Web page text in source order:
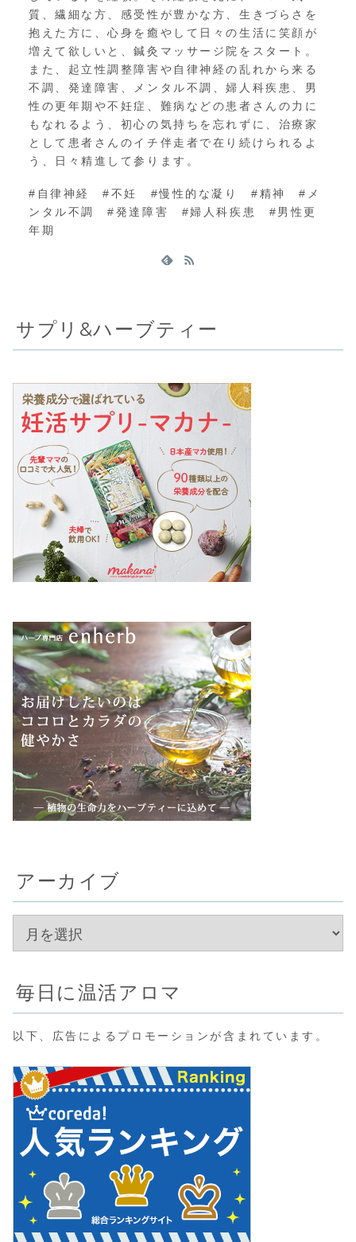
質、繊細な方、感受性が豊かな方、生きづらさを
抱えた方に、心身を癒やして日々の生活に笑顔が
増えて欲しいと、鍼灸マッサージ院をスタート。
また、起立性調整障害や自律神経の乱れから来る
不調、発達障害、メンタル不調、婦人科疾患、男
性の更年期や不妊症、難病などの患者さんの力に
もなれるよう、初心の気持ちを忘れずに、治療家
として患者さんのイチ伴走者で在り続けられるよ
う、日々精進して参ります。
#自律神経 #不妊 #慢性的な凝り #精神 #メ
ンタル不調 #発達障害 #婦人科疾患 #男性更
年期
サプリ&ハーブティー
アーカイブ
毎日に温活アロマ
以下、広告によるプロモーションが含まれています。